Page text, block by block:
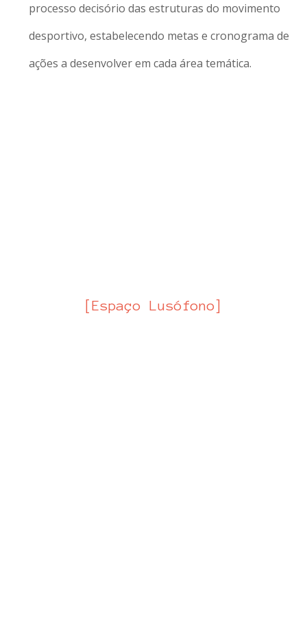
processo decisório das estruturas do movimento
desportivo, estabelecendo metas e cronograma de
ações a desenvolver em cada área temática.
[Espaço Lusófono]